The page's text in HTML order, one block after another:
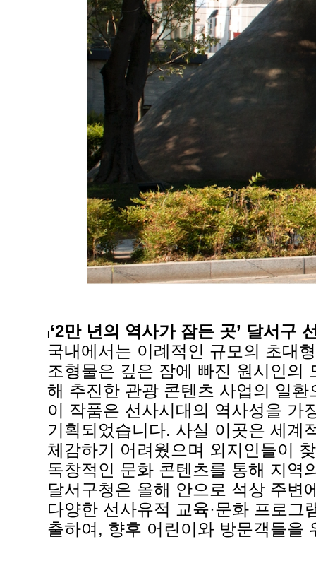
[‘2만 년의 역사가 잠든 곳’ 달서구
국내에서는 이례적인 규모의 초대
조형물은 깊은 잠에 빠진 원시인의
해 추진한 관광 콘텐츠 사업의 일환
이 작품은 선사시대의 역사성을 가
기획되었습니다. 사실 이곳은 세계
체감하기 어려웠으며 외지인들이
독창적인 문화 콘텐츠를 통해 지역
달서구청은 올해 안으로 석상 주변
다양한 선사유적 교육·문화 프로
출하여, 향후 어린이와 방문객들을